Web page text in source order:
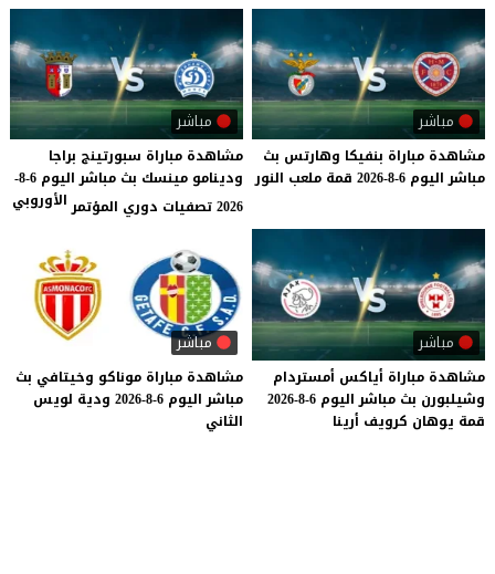
مباشر
مشاهدة مباراة بنفيكا وهارتس بث
مباشر اليوم 6-8-2026 قمة ملعب النور
مباشر
مشاهدة مباراة سبورتينج براجا
ودينامو مينسك بث مباشر اليوم 6-8-
2026 تصفيات دوري المؤتمر
الأوروبي
مباشر
مشاهدة مباراة أياكس أمستردام
وشيلبورن بث مباشر اليوم 6-8-2026
قمة يوهان كرويف أرينا
مباشر
مشاهدة مباراة موناكو وخيتافي بث
مباشر اليوم 6-8-2026 ودية لويس
الثاني